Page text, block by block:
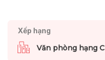
Xếp hạng
Văn phòng hạng C